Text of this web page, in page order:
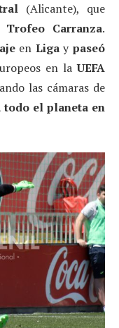
(Alicante), que
Carranza.
en Ligay paseó
en laUEFA
las cámaras de
todo el planeta en